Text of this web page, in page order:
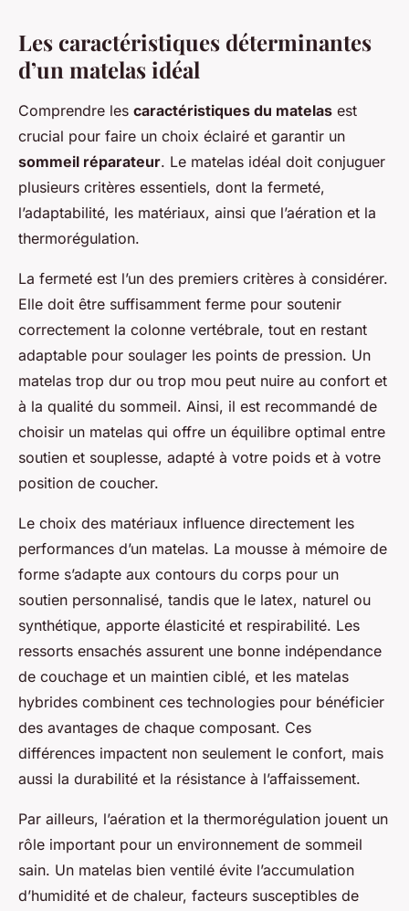
Les caractéristiques déterminantes
d’un matelas idéal
Comprendre les caractéristiques du matelas est
crucial pour faire un choix éclairé et garantir un
sommeil réparateur. Le matelas idéal doit conjuguer
plusieurs critères essentiels, dont la fermeté,
l’adaptabilité, les matériaux, ainsi que l’aération et la
thermorégulation.
La fermeté est l’un des premiers critères à considérer.
Elle doit être suffisamment ferme pour soutenir
correctement la colonne vertébrale, tout en restant
adaptable pour soulager les points de pression. Un
matelas trop dur ou trop mou peut nuire au confort et
à la qualité du sommeil. Ainsi, il est recommandé de
choisir un matelas qui offre un équilibre optimal entre
soutien et souplesse, adapté à votre poids et à votre
position de coucher.
Le choix des matériaux influence directement les
performances d’un matelas. La mousse à mémoire de
forme s’adapte aux contours du corps pour un
soutien personnalisé, tandis que le latex, naturel ou
synthétique, apporte élasticité et respirabilité. Les
ressorts ensachés assurent une bonne indépendance
de couchage et un maintien ciblé, et les matelas
hybrides combinent ces technologies pour bénéficier
des avantages de chaque composant. Ces
différences impactent non seulement le confort, mais
aussi la durabilité et la résistance à l’affaissement.
Par ailleurs, l’aération et la thermorégulation jouent un
rôle important pour un environnement de sommeil
sain. Un matelas bien ventilé évite l’accumulation
d’humidité et de chaleur, facteurs susceptibles de